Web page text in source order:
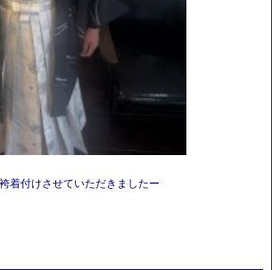
着付けさせていただきましたー